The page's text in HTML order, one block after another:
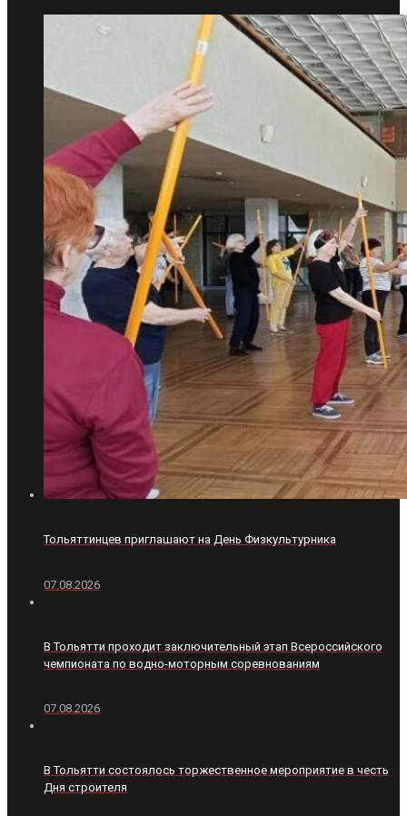
Тольяттинцев приглашают на День Физкультурника
07.08.2026
В Тольятти проходит заключительный этап Всероссийского
чемпионата по водно-моторным соревнованиям
07.08.2026
В Тольятти состоялось торжественное мероприятие в честь
Дня строителя